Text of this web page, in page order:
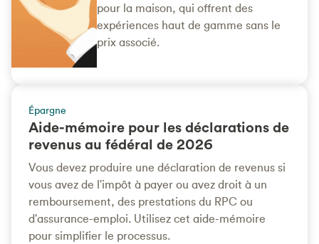
pour la maison, qui offrent des
expériences haut de gamme sans le
prix associé.
Épargne
Aide-mémoire pour les déclarations de
revenus au fédéral de 2026
Vous devez produire une déclaration de revenus si
vous avez de l'impôt à payer ou avez droit à un
remboursement, des prestations du RPC ou
d'assurance-emploi. Utilisez cet aide-mémoire
pour simplifier le processus.